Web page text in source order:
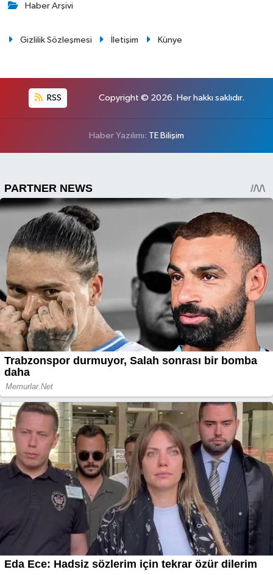
Haber Arşivi
Gizlilik Sözleşmesi İletişim Künye
RSS Copyright © 2026. Her hakkı saklıdır.
Haber Yazılımı: TE Bilişim